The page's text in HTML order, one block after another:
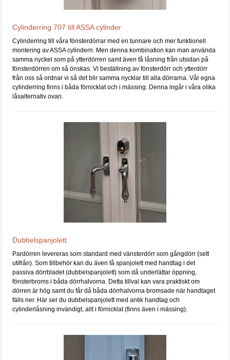
Cylinderring 707 till ASSA cylinder
Cylinderring till våra fönsterdörrar med en tunnare och mer funktionell
montering av ASSA cylindern. Men denna kombination kan man använda
samma nyckel som på ytterdörren samt även få låsning från utsidan på
fönsterdörren om så önskas. Vi beställning av fönsterdörr och ytterdörr
från oss så ordnar vi så det blir samma nycklar till alla dörrarna. Vår egna
cylinderring finns i båda förnicklat och i mässing. Denna ingår i våra olika
låsalternativ ovan.
Dubbelspanjolett
Pardörren levereras som standard med vänsterdörr som gångdörr (sett
utifrån). Som tillbehör kan du även få spanjolett med handtag i det
passiva dörrbladet (dubbelspanjolett) som då underlättar öppning,
fönsterbroms i båda dörrhalvorna. Detta tillval kan vara praktiskt om
dörren är hög samt du får då båda dörrhalvorna bromsade när handtaget
fälls ner. Här ser du dubbelspanjolett med antik handtag och
cylinderlåsning invändigt, allt i förnicklat (finns även i mässing).